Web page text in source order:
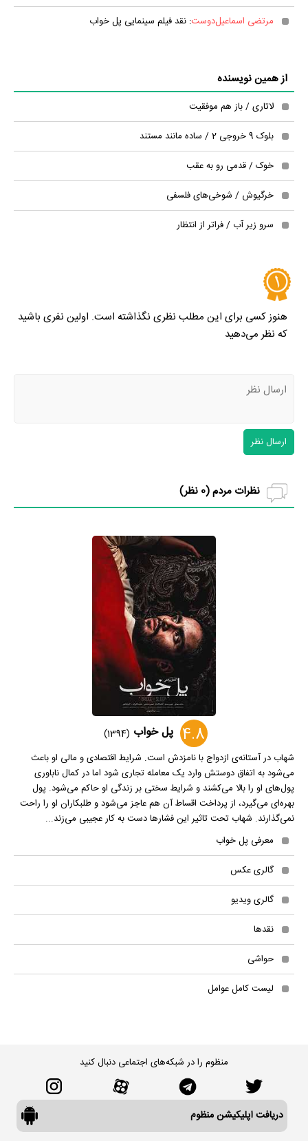
مرتضی اسماعیل‌دوست: نقد فیلم سینمایی پل خواب
از همین نویسنده
لاتاری / باز هم موفقیت
بلوک 9 خروجی 2 / ساده مانند مستند
خوک / قدمی رو به عقب
خرگیوش / شوخی‌های فلسفی
سرو زیر آب / فراتر از انتظار
هنوز کسی برای این مطلب نظری نگذاشته است. اولین نفری باشید
که نظر می‌دهید
ارسال نظر
نظرات مردم (0 نظر)
4.8 پل خواب (1394)
شهاب در آستانه‌ی ازدواج با نامزدش است. شرایط اقتصادی و مالی او باعث
می‌شود به اتفاق دوستش وارد یک معامله تجاری شود اما در کمال ناباوری
پول‌های او را بالا می‌کشند و شرایط سختی بر زندگی او حاکم می‌شود. پول
بهره‌ای می‌گیرد، از پرداخت اقساط آن هم عاجز می‌شود و طلبکاران او را راحت
نمی‌گذارند. شهاب تحت تاثیر این فشارها دست به کار عجیبی می‌زند...
معرفی پل خواب
گالری عکس
گالری ویدیو
نقدها
حواشی
لیست کامل عوامل
منظوم را در شبکه‌های اجتماعی دنبال کنید
دریافت اپلیکیشن منظوم